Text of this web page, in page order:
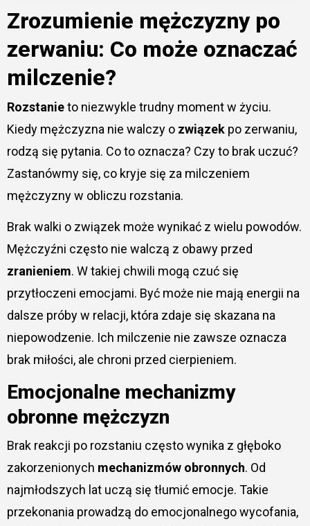
Zrozumienie mężczyzny po
zerwaniu: Co może oznaczać
milczenie?
Rozstanieto niezwykle trudny moment w życiu.
Kiedy mężczyzna nie walczy o związekpo zerwaniu,
rodzą się pytania. Co to oznacza? Czy to brak uczuć?
Zastanówmy się, co kryje się za milczeniem
mężczyzny w obliczu rozstania.
Brak walki o związek może wynikać z wielu powodów.
Mężczyźni często nie walczą z obawy przed
zranieniem. W takiej chwili mogą czuć się
przytłoczeni emocjami. Być może nie mają energii na
dalsze próby w relacji, która zdaje się skazana na
niepowodzenie. Ich milczenie nie zawsze oznacza
brak miłości, ale chroni przed cierpieniem.
Emocjonalne mechanizmy
obronne mężczyzn
Brak reakcji po rozstaniu często wynika z głęboko
zakorzenionych mechanizmów obronnych. Od
najmłodszych lat uczą się tłumić emocje. Takie
przekonania prowadzą do emocjonalnego wycofania,